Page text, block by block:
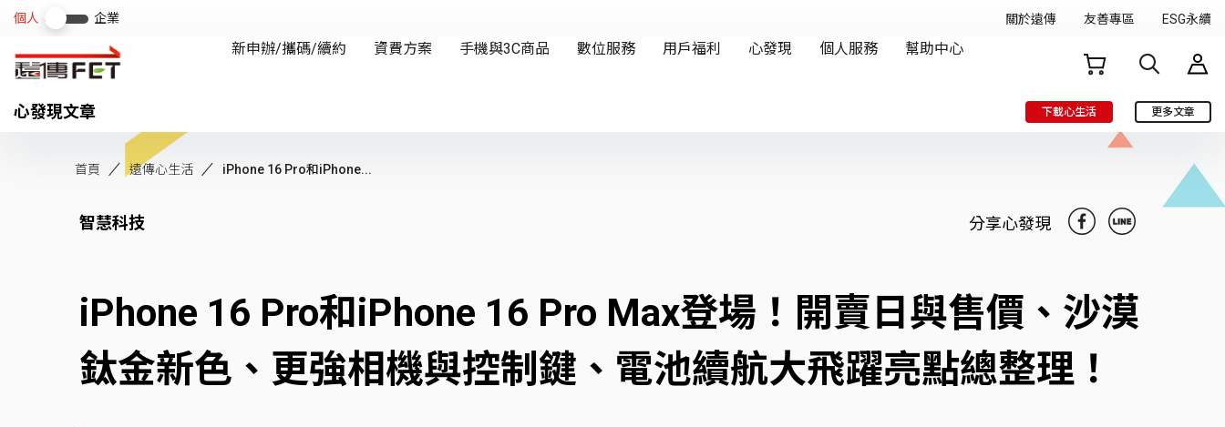
心發現文章 下載心生活 更多文章
首頁 遠傳心生活 iPhone 16 Pro和iPhone...
智慧科技 分享心發現
iPhone 16 Pro和iPhone 16 Pro Max登場！開賣日與售價、沙漠
鈦金新色、更強相機與控制鍵、電池續航大飛躍亮點總整理！